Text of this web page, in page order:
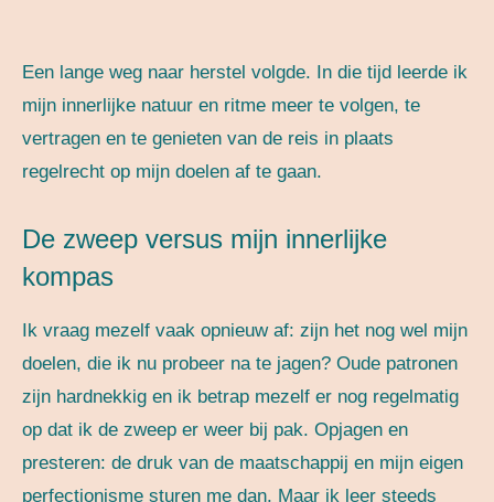
Een lange weg naar herstel volgde. In die tijd leerde ik
mijn innerlijke natuur en ritme meer te volgen, te
vertragen en te genieten van de reis in plaats
regelrecht op mijn doelen af te gaan.
De zweep versus mijn innerlijke
kompas
Ik vraag mezelf vaak opnieuw af: zijn het nog wel mijn
doelen, die ik nu probeer na te jagen? Oude patronen
zijn hardnekkig en ik betrap mezelf er nog regelmatig
op dat ik de zweep er weer bij pak. Opjagen en
presteren: de druk van de maatschappij en mijn eigen
perfectionisme sturen me dan. Maar ik leer steeds